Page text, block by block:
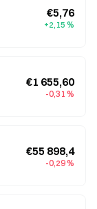
€5,76
+2,15 %
€1 655,60
-0,31 %
€55 898,4
-0,29 %